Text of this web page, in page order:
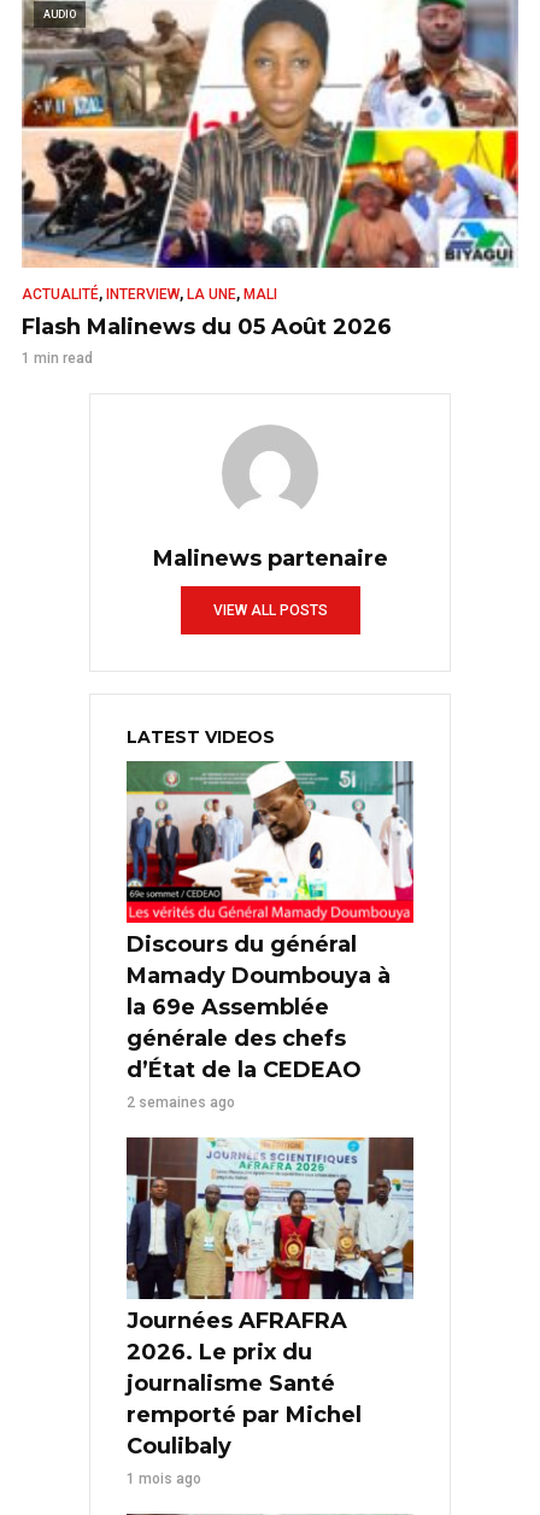
AUDIO
ACTUALITÉ, INTERVIEW, LA UNE, MALI
Flash Malinews du 05 Août 2026
1 min read
Malinews partenaire
VIEW ALL POSTS
LATEST VIDEOS
Discours du général
Mamady Doumbouya à
la 69e Assemblée
générale des chefs
d’État de la CEDEAO
2 semaines ago
Journées AFRAFRA
2026. Le prix du
journalisme Santé
remporté par Michel
Coulibaly
1 mois ago